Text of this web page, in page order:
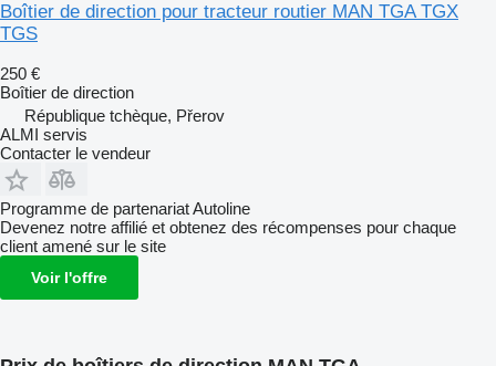
Boîtier de direction pour tracteur routier MAN TGA TGX
TGS
250 €
Boîtier de direction
République tchèque, Přerov
ALMI servis
Contacter le vendeur
Programme de partenariat Autoline
Devenez notre affilié et obtenez des récompenses pour chaque
client amené sur le site
Voir l'offre